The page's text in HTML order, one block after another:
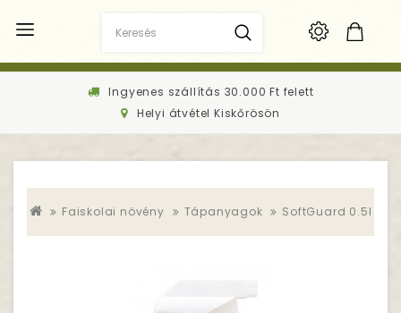
Ingyenes szállítás 30.000 Ft felett
Helyi átvétel Kiskőrösön
Faiskolai növény Tápanyagok SoftGuard 0.5l